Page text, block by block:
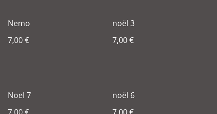
Nemo
7,00 €
noël 3
7,00 €
Noel 7
noël 6